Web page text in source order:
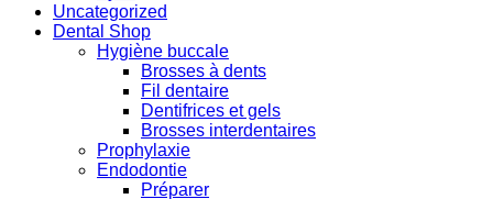
Uncategorized
Dental Shop
Hygiène buccale
Brosses à dents
Fil dentaire
Dentifrices et gels
Brosses interdentaires
Prophylaxie
Endodontie
Préparer